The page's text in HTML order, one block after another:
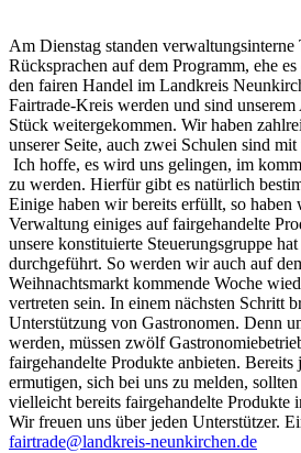
Am Dienstag standen verwaltungsinterne
Rücksprachen auf dem Programm, ehe
den fairen Handel im Landkreis
Fairtrade-Kreis werden und sind
Stück weitergekommen. Wir haben
unserer Seite, auch zwei Schulen sind
Ich hoffe, es wird uns gelingen, im
zu werden. Hierfür gibt es natürlich
Einige haben wir bereits erfüllt, so haben
Verwaltung einiges auf fairgehandelte
unsere konstituierte Steuerungsgruppe
durchgeführt. So werden wir auch auf
Weihnachtsmarkt kommende Woche
vertreten sein. In einem nächsten Schritt
Unterstützung von Gastronomen. Denn
werden, müssen zwölf
fairgehandelte Produkte anbieten. Bereits
ermutigen, sich bei uns zu melden, sollten
vielleicht bereits fairgehandelte Produkte
Wir freuen uns über jeden Unterstützer.
fairtrade@landkreis-neunkirchen.de